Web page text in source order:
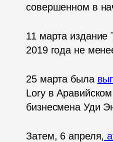
совершенном в
11 марта издание
2019 года не
25 марта была
Lory в
бизнесмена Уди
Затем, 6 апреля,